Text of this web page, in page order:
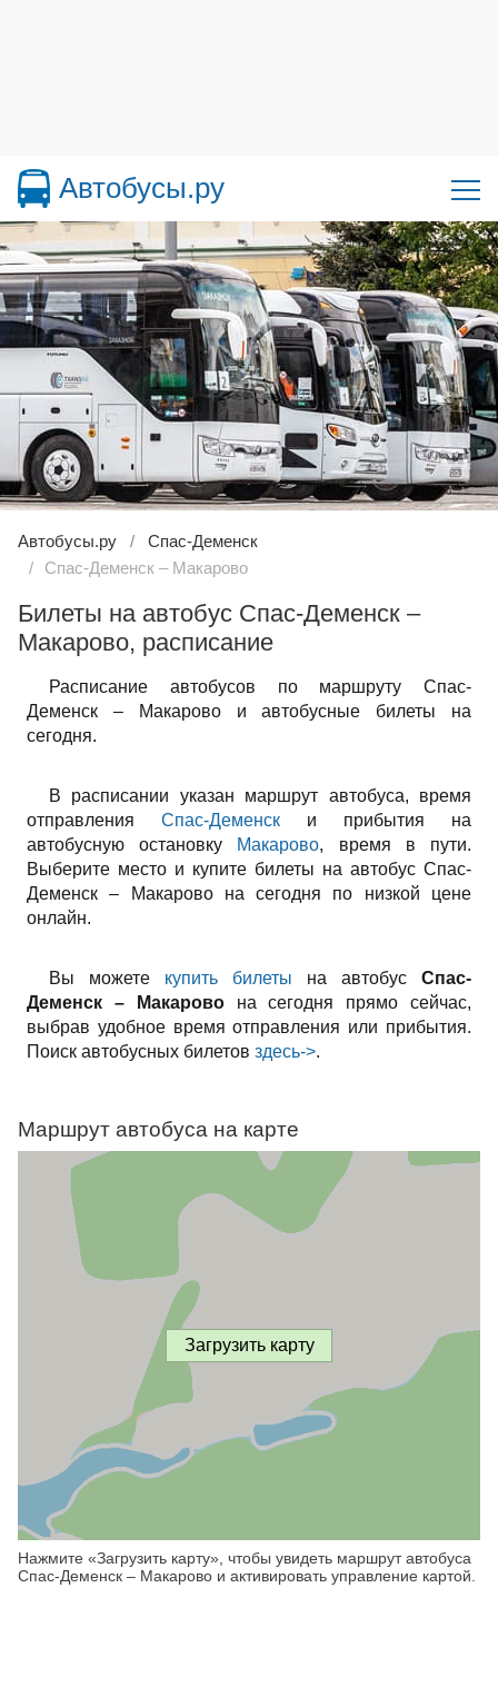
Автобусы.ру
Автобусы.ру
Спас-Деменск
Спас-Деменск – Макарово
Билеты на автобус Спас-Деменск –
Макарово, расписание
Расписание автобусов по маршруту Спас-
Деменск – Макарово и автобусные билеты на
сегодня.
В расписании указан маршрут автобуса, время
отправления Спас-Деменск и прибытия на
автобусную остановку Макарово, время в пути.
Выберите место и купите билеты на автобус Спас-
Деменск – Макарово на сегодня по низкой цене
онлайн.
Вы можете купить билеты на автобус Спас-
Деменск – Макаровона сегодня прямо сейчас,
выбрав удобное время отправления или прибытия.
Поиск автобусных билетов здесь->.
Маршрут автобуса на карте
Загрузить карту
Нажмите «Загрузить карту», чтобы увидеть маршрут автобуса
Спас-Деменск – Макарово и активировать управление картой.